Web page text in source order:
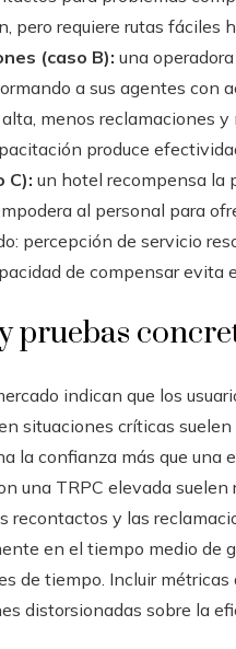
pero requiere rutas
(caso B): una
a sus agentes con
alta, menos reclamaciones
produce
C): un hotel recompensa la
al personal para
percepción de servicio
de compensar evita
pruebas
indican que los
situaciones críticas
la confianza más que una
una TRPC elevada
recontactos y las
en el tiempo medio de
de tiempo. Incluir
distorsionadas sobre la